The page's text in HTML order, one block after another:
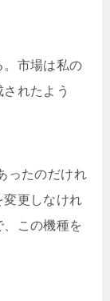
市場は私の
れたよう
ったのだけれ
変更しなけれ
この機種を